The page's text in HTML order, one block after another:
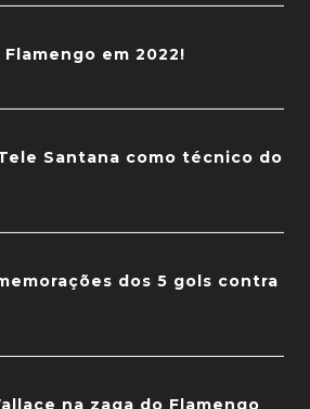
em 2022!
Santana como técnico do
dos 5 gols contra
na zaga do Flamengo